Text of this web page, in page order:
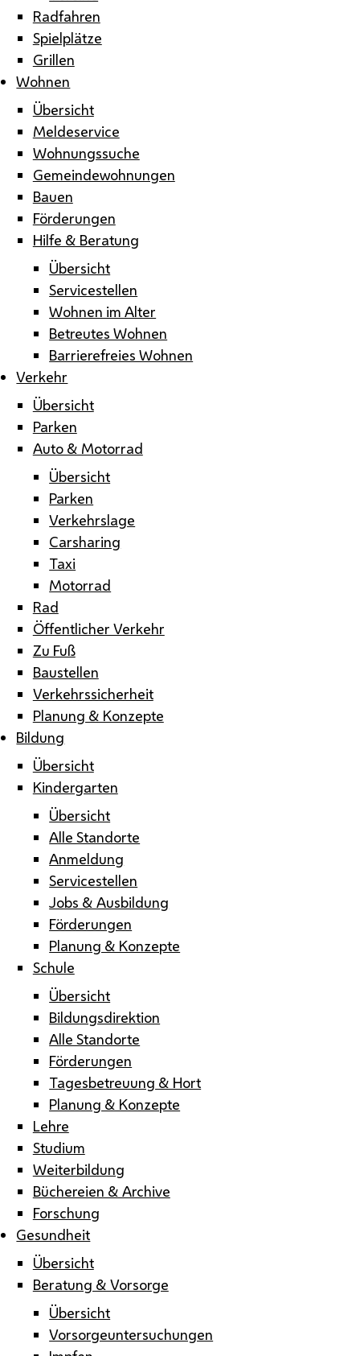
Radfahren
Spielplätze
Grillen
Wohnen
Übersicht
Meldeservice
Wohnungssuche
Gemeindewohnungen
Bauen
Förderungen
Hilfe & Beratung
Übersicht
Servicestellen
Wohnen im Alter
Betreutes Wohnen
Barrierefreies Wohnen
Verkehr
Übersicht
Parken
Auto & Motorrad
Übersicht
Parken
Verkehrslage
Carsharing
Taxi
Motorrad
Rad
Öffentlicher Verkehr
Zu Fuß
Baustellen
Verkehrssicherheit
Planung & Konzepte
Bildung
Übersicht
Kindergarten
Übersicht
Alle Standorte
Anmeldung
Servicestellen
Jobs & Ausbildung
Förderungen
Planung & Konzepte
Schule
Übersicht
Bildungsdirektion
Alle Standorte
Förderungen
Tagesbetreuung & Hort
Planung & Konzepte
Lehre
Studium
Weiterbildung
Büchereien & Archive
Forschung
Gesundheit
Übersicht
Beratung & Vorsorge
Übersicht
Vorsorgeuntersuchungen